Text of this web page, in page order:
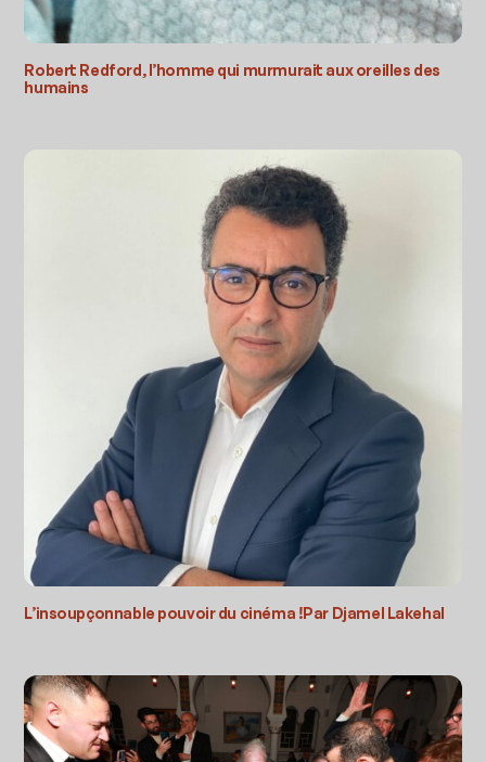
Robert Redford, l’homme qui murmurait aux oreilles des
humains
L’insoupçonnable pouvoir du cinéma !Par Djamel Lakehal